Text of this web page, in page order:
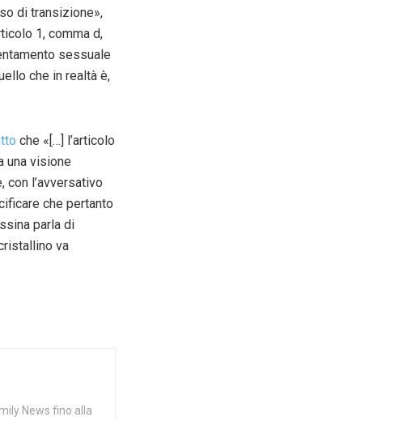
di transizione»,
1, comma d,
sessuale
che in realtà è,
che «[…] l’articolo
una visione
con l’avversativo
che pertanto
parla di
va
News fino alla